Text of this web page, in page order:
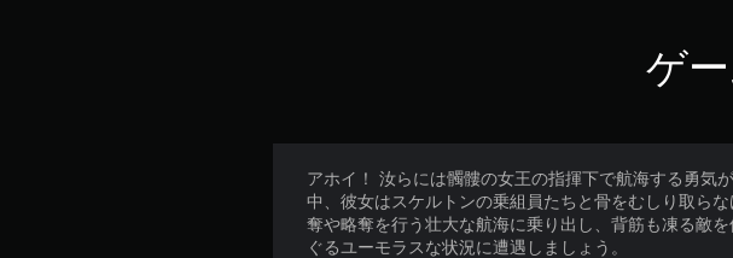
ゲ
アホイ！ 汝らには髑髏の女王の指揮下で航海する勇気
中、彼女はスケルトンの乗組員たちと骨をむしり取ら
奪や略奪を行う壮大な航海に乗り出し、背筋も凍る敵
ぐるユーモラスな状況に遭遇しましょう。